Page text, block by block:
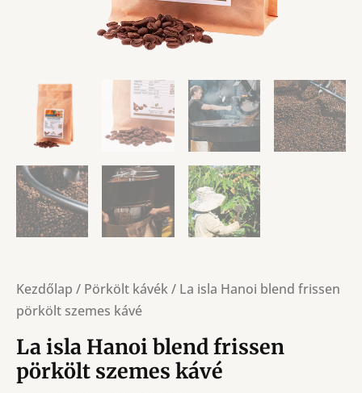
Kezdőlap / Pörkölt kávék/ La isla Hanoi blend frissen
pörkölt szemes kávé
La isla Hanoi blend frissen
pörkölt szemes kávé